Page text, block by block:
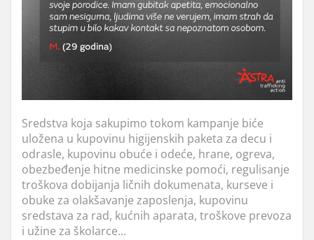
Sredstva koja sakupimo tokom kampanje biće
uložena u kupovinu higijenskih paketa za decu i
odrasle, kupovinu obuće i odeće, hrane, ogreva,
obezbeđenje hitne medicinske pomoći, regulisanje
troškova dobijanja ličnih dokumenata, kurseve i
obuke za olakšavanje zaposlenja, kupovinu
sredstava za rad, kućnih aparata, troškove prevoza
i užine za školarce...